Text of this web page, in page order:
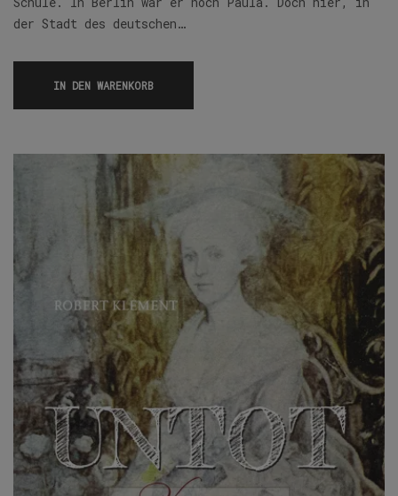
der Stadt des deutschen…
IN DEN WARENKORB